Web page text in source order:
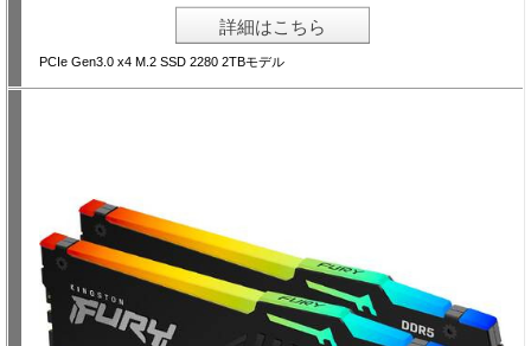
詳細はこちら
PCIe Gen3.0 x4 M.2 SSD 2280 2TBモデル